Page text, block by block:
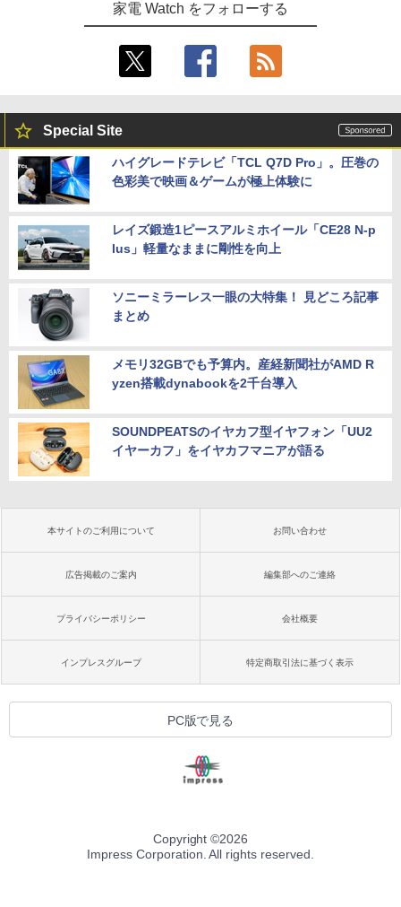
家電 Watch をフォローする
Special Site
ハイグレードテレビ「TCL Q7D Pro」。圧巻の
色彩美で映画＆ゲームが極上体験に
レイズ鍛造1ピースアルミホイール「CE28 N-p
lus」軽量なままに剛性を向上
ソニーミラーレス一眼の大特集！ 見どころ記事
まとめ
メモリ32GBでも予算内。産経新聞社がAMD R
yzen搭載dynabookを2千台導入
SOUNDPEATSのイヤカフ型イヤフォン「UU2
イヤーカフ」をイヤカフマニアが語る
本サイトのご利用について お問い合わせ
広告掲載のご案内 編集部へのご連絡
プライバシーポリシー 会社概要
インプレスグループ 特定商取引法に基づく表示
PC版で見る
Copyright ©2026
Impress Corporation. All rights reserved.